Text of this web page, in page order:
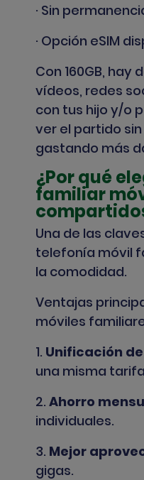
· Sin
· Opción eSIM
Con 160GB,
vídeos, redes
con tus hijo y/o
ver el partido
gastando más
¿Por qué
familiar
Una de las
telefonía móvil
la comodidad.
Ventajas
móviles
1. Unificación
una misma
2. Ahorro
individuales.
3. Mejor
gigas.